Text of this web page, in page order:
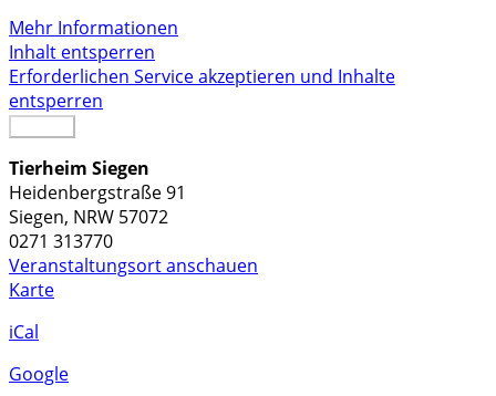
Mehr Informationen
Inhalt entsperren
Erforderlichen Service akzeptieren und Inhalte
entsperren
Tierheim Siegen
Heidenbergstraße 91
Siegen, NRW 57072
0271 313770
Veranstaltungsort anschauen
KarteTierheim
iCal
Google